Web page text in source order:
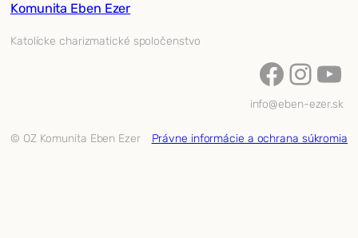
Komunita Eben Ezer
Katolícke charizmatické spoločenstvo
Facebook InstagramYouTube
info@eben-ezer.sk
© OZ Komunita Eben Ezer Právne informácie a ochrana súkromia